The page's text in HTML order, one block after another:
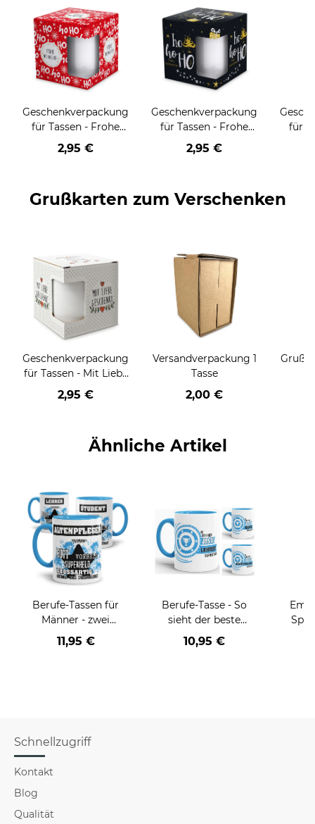
Geschenkverpackung
für Tassen - Frohe
Weihnachten - HO
HO HO - rot
2,95 €
Geschenkverpackung
für Tassen - Frohe
Weihnachten - HO
HO HO - schwarz
2,95 €
für
Grußkarten zum Verschenken
Geschenkverpackung
für Tassen - Mit Liebe
geschenkt
2,95 €
Versandverpackung 1
Tasse
2,00 €
Ähnliche Artikel
Berufe-Tassen für
Männer - zwei
Farbvarianten
11,95 €
Berufe-Tasse - So
sieht der beste
BERUF aus -
verschiedene Berufe
10,95 €
Schnellzugriff
Kontakt
Blog
Qualität